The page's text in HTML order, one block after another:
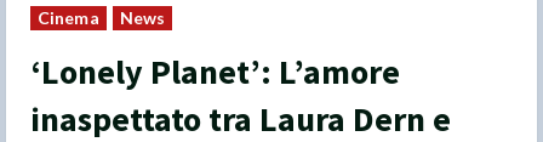
Cinema News
‘Lonely Planet’: L’amore
inaspettato tra Laura Dern e